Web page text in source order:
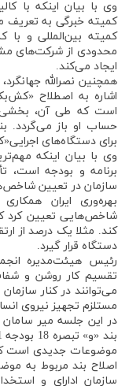
وی با بیان اینکه با
کمیته خبرگی به تعریف
محدودی از شرکت‌های
ایجاد می‌کند.
همچنین نصرالله
است که طی آن، بخشی
حساب او باز می‌گردد.
برای دستگاه‌های
وی با بیان اینکه
برنامه و بودجه است،
سازمان در تعیین
بهره‌وری ایران
شاخص‌هایی تعیین کرد
کند. مثلا یک درصد از
دستگاه قرار گیرد.
رئیس هیئت‌مدیره
تقسیم کار روشن و
می‌توانند در کنار
مستلزم تجهیز نیروی
در این جلسه میر سامان
موضوعات جدیدی است
اصلاح بند مربوط به
سازمان ادارای و